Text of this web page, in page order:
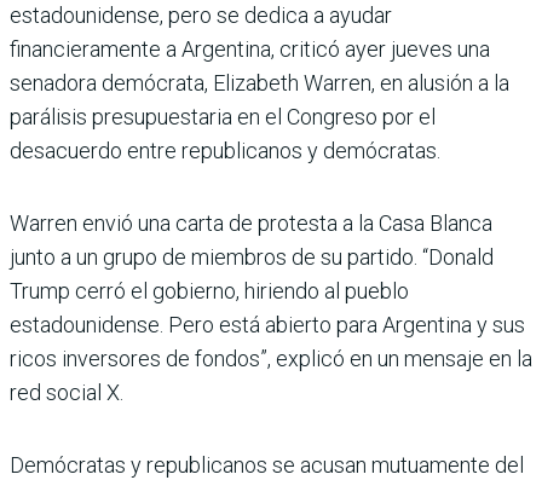
estadounidense, pero se dedica a ayudar
financieramente a Argentina, criticó ayer jueves una
senadora demócrata, Elizabeth Warren, en alusión a la
parálisis presupuestaria en el Congreso por el
desacuerdo entre republicanos y demócratas.
Warren envió una carta de protesta a la Casa Blanca
junto a un grupo de miembros de su partido. “Donald
Trump cerró el gobierno, hiriendo al pueblo
estadounidense. Pero está abierto para Argentina y sus
ricos inversores de fondos”, explicó en un mensaje en la
red social X.
Demócratas y republicanos se acusan mutuamente del